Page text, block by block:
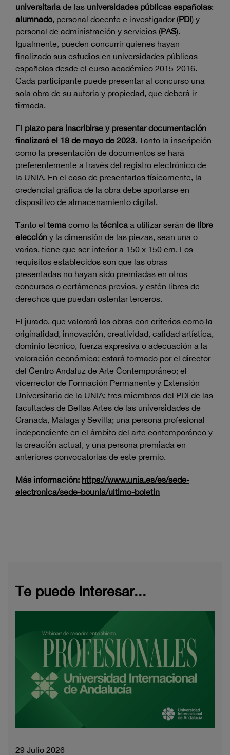
universitaria de las universidades públicas españolas:
alumnado, personal docente e investigador (PDI) y
personal de administración y servicios (PAS).
Igualmente, pueden concurrir quienes hayan
finalizado sus estudios en universidades públicas
españolas desde el curso académico 2015-2016.
Cada participante puede presentar al concurso una
sola obra de su autoría y propiedad, que deberá ir
firmada.
El plazo para inscribirse y presentar documentación
finalizará el 18 de mayo de 2023. Tanto la inscripción
como la presentación de documentos se hará
preferentemente a través del registro electrónico de
la UNIA. En el caso de presentarlas físicamente, la
credencial gráfica de la obra debe aportarse en
dispositivo de almacenamiento digital.
Tanto el tema como la técnica a utilizar serán de libre
elección y la dimensión de las piezas, sean una o
varias, tiene que ser inferior a 150 x 150 cm. Los
requisitos establecidos son que las obras
presentadas no hayan sido premiadas en otros
concursos o certámenes previos, y estén libres de
derechos que puedan ostentar terceros.
El jurado, que valorará las obras con criterios como la
originalidad, innovación, creatividad, calidad artística,
dominio técnico, fuerza expresiva o adecuación a la
valoración económica; estará formado por el director
del Centro Andaluz de Arte Contemporáneo; el
vicerrector de Formación Permanente y Extensión
Universitaria de la UNIA; tres miembros del PDI de las
facultades de Bellas Artes de las universidades de
Granada, Málaga y Sevilla; una persona profesional
independiente en el ámbito del arte contemporáneo y
la creación actual, y una persona premiada en
anteriores convocatorias de este premio.
Más información: https://www.unia.es/es/sede-
electronica/sede-bounia/ultimo-boletin
Te puede interesar...
29 Julio 2026